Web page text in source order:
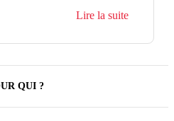
pour corriger
Lire la suite
QUI ?